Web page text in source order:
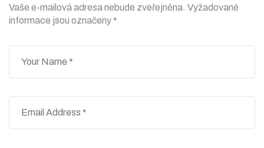
Vaše e-mailová adresa nebude zveřejněna. Vyžadované
informace jsou označeny *